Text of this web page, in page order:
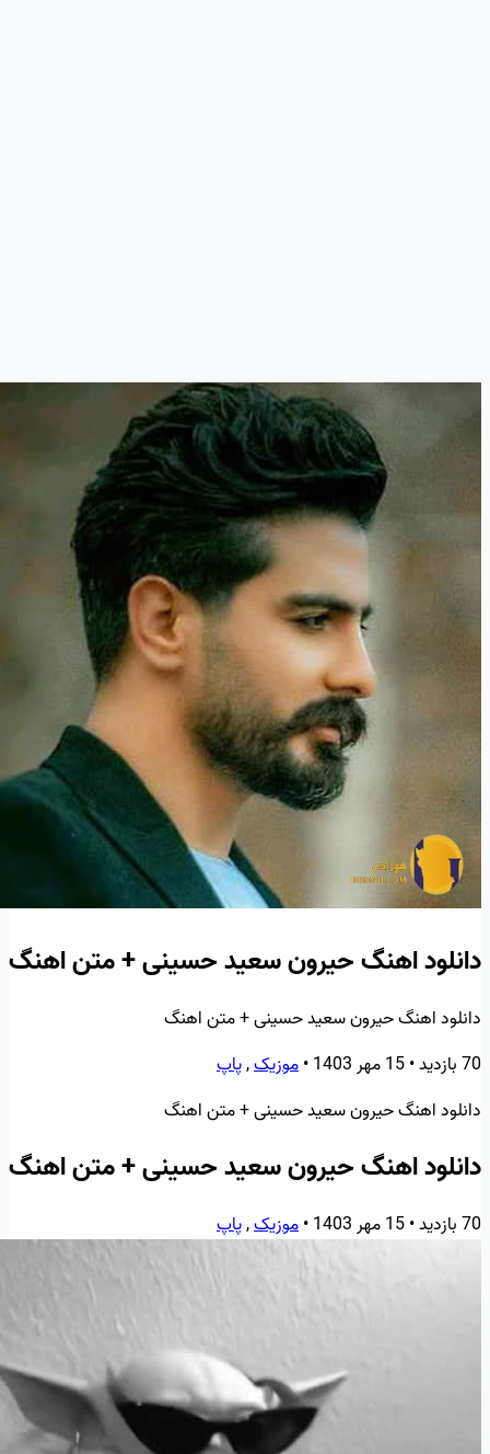
دانلود اهنگ حیرون سعید حسینی + متن اهنگ
دانلود اهنگ حیرون سعید حسینی + متن اهنگ
70 بازدید
•15 مهر 1403 •موزیک,پاپ
دانلود اهنگ حیرون سعید حسینی + متن اهنگ
دانلود اهنگ حیرون سعید حسینی + متن اهنگ
70 بازدید •15 مهر 1403 •موزیک,پاپ